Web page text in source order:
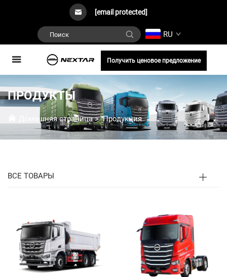
[email protected]
RU
Получить ценовое предложение
ПРОДУКТЫ
Домашняя страница>Продукция
ВСЕ ТОВАРЫ